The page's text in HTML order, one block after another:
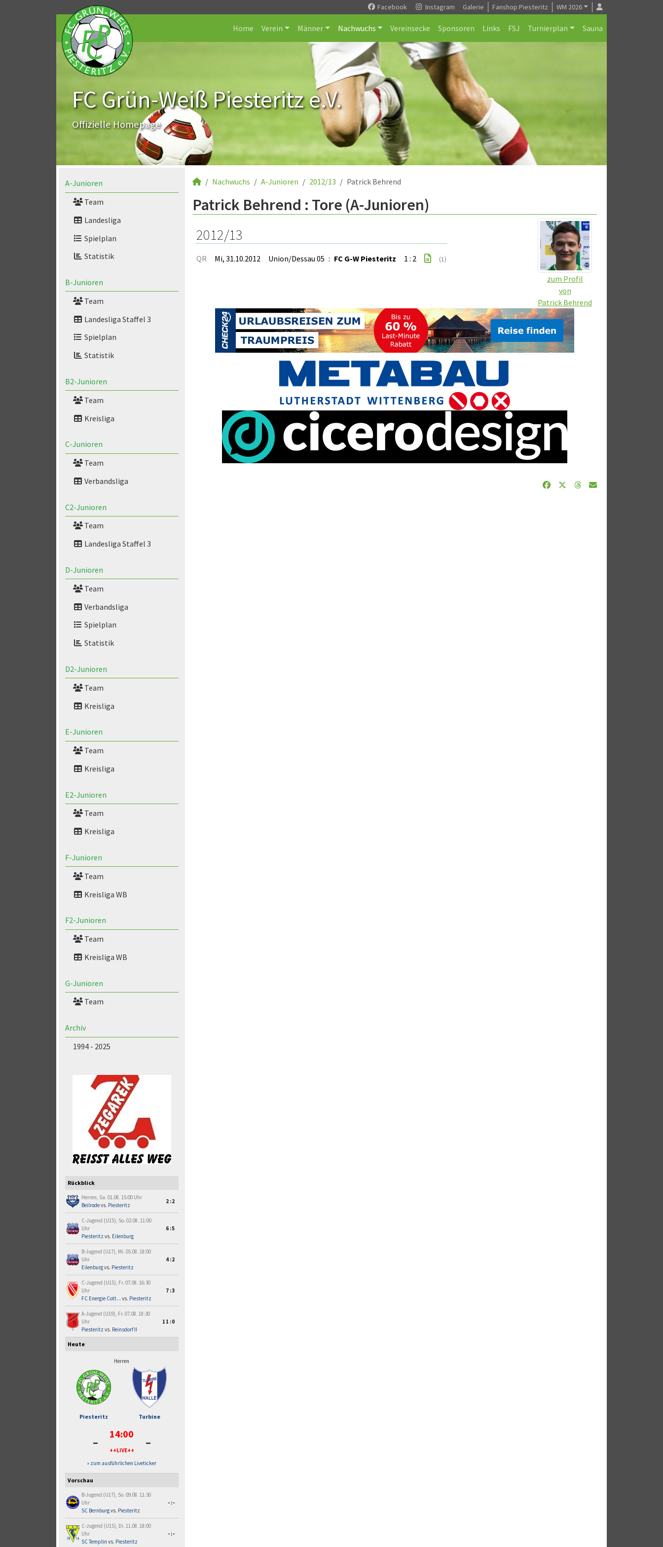
Facebook Instagram Galerie Fanshop Piesteritz WM 2026
Home Verein Männer Nachwuchs Vereinsecke Sponsoren Links FSJ Turnierplan Sauna
FC Grün-Weiß Piesteritz e.V.
Offizielle Homepage
A-Junioren
Team
Landesliga
Spielplan
Statistik
B-Junioren
Team
Landesliga Staffel 3
Spielplan
Statistik
B2-Junioren
Team
Kreisliga
C-Junioren
Team
Verbandsliga
C2-Junioren
Team
Landesliga Staffel 3
D-Junioren
Team
Verbandsliga
Spielplan
Statistik
D2-Junioren
Team
Kreisliga
E-Junioren
Team
Kreisliga
E2-Junioren
Team
Kreisliga
F-Junioren
Team
Kreisliga WB
F2-Junioren
Team
Kreisliga WB
G-Junioren
Team
Archiv
1994 - 2025
Rückblick
Herren, Sa. 01.08. 15:00 Uhr
Beilrodevs. Piesteritz
2:2
C-Jugend (U15), So. 02.08. 11:00
Uhr
Piesteritz vs. Eilenburg
6:5
B-Jugend (U17), Mi. 05.08. 18:00
Uhr
Eilenburgvs. Piesteritz
4:2
C-Jugend (U15), Fr. 07.08. 16:30
Uhr
FC Energie Cott... vs. Piesteritz
7:3
A-Jugend (U19), Fr. 07.08. 18:30
Uhr
Piesteritz vs. Reinsdorf II
11:0
Heute
Herren
Piesteritz Turbine
- 14:00
++LIVE++ -
» zum ausführlichen Liveticker
Vorschau
B-Jugend (U17), So. 09.08. 11:30
Uhr
SC Bernburgvs. Piesteritz
-:-
C-Jugend (U15), Di. 11.08. 18:00
Uhr
SC Templin vs. Piesteritz
-:-
Nachwuchs A-Junioren 2012/13 Patrick Behrend
Patrick Behrend : Tore (A-Junioren)
zum Profil
von
Patrick Behrend
2012/13
QR Mi, 31.10.2012 Union/Dessau 05 : FC G-W Piesteritz 1 : 2 (1)